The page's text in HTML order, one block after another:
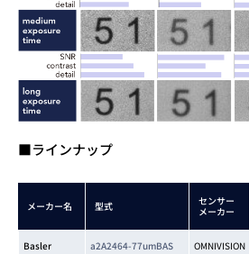
■ラインナップ
メーカー名 型式
センサー
メーカー
Basler a2A2464-77umBAS OMNIVISION